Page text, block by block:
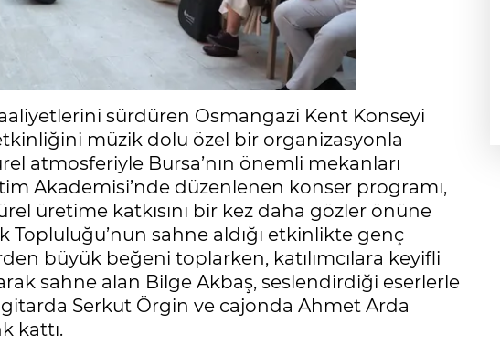
sürdüren Osmangazi Kent Konseyi
müzik dolu özel bir organizasyonla
atmosferiyle Bursa’nın önemli mekanları
Akademisi’nde düzenlenen konser programı,
üretime katkısını bir kez daha gözler önüne
Topluluğu’nun sahne aldığı etkinlikte genç
büyük beğeni toplarken, katılımcılara keyifli
sahne alan Bilge Akbaş, seslendirdiği eserlerle
Serkut Örgin ve cajonda Ahmet Arda
kattı.